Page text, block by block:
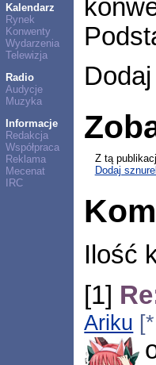
Kalendarz
Rynek
Konwenty
Wydarzenia
Telewizja
Radio
Audycje
Muzyka
Informacje
Redakcja
Współpraca
Reklama
Mecenat
IRC
Z tą
Dodaj
Ilość
[1]
Ariku